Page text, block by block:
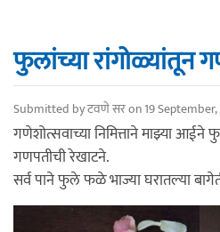
फुलांच्या रांगोळ्यांतून
Submitted byटवणे सरon 19 September,
गणेशोत्सवाच्या निमित्ताने माझ्या आईने
गणपतीची रेखाटने.
सर्व पाने फुले फळे भाज्या घरातल्या